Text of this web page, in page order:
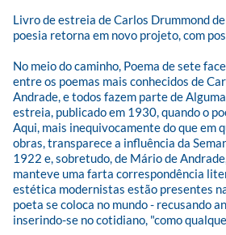
Livro de estreia de Carlos Drummond
poesia retorna em novo projeto, com
No meio do caminho, Poema de sete
entre os poemas mais conhecidos de
Andrade, e todos fazem parte de
estreia, publicado em 1930, quando o
Aqui, mais inequivocamente do que em
obras, transparece a influência da
1922 e, sobretudo, de Mário de
manteve uma farta correspondência
estética modernistas estão presentes
poeta se coloca no mundo - recusando
inserindo-se no cotidiano, "como